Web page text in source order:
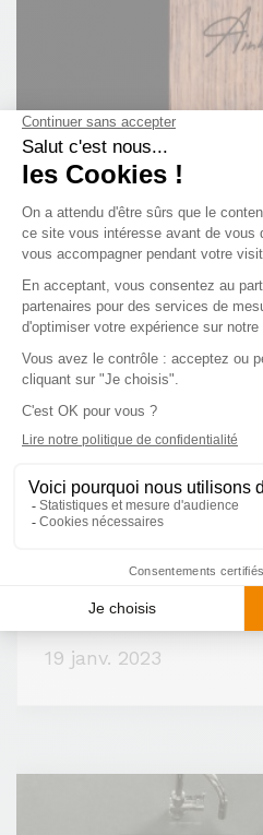
Laissez-vous séduire
16 mai 2024
Cuisine équipée :
aspirante
19 janv. 2023